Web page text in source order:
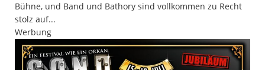
Bühne, und Band und Bathory sind vollkommen zu Recht
stolz auf...
Werbung